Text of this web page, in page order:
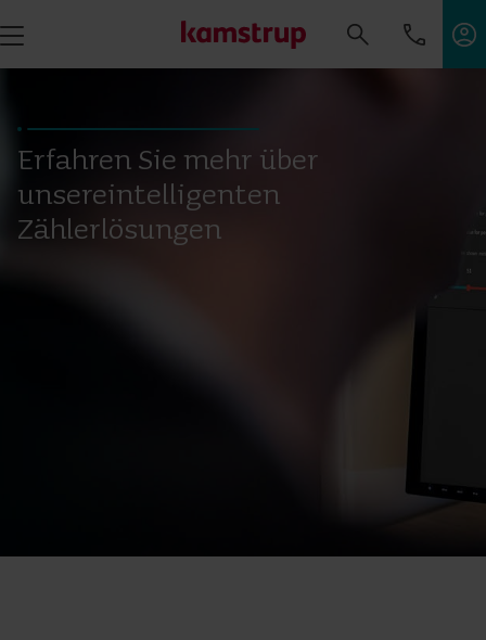
Erfahren Sie mehr über
unsereintelligenten
Zählerlösungen